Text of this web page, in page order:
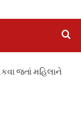
જતાં મહિલાને